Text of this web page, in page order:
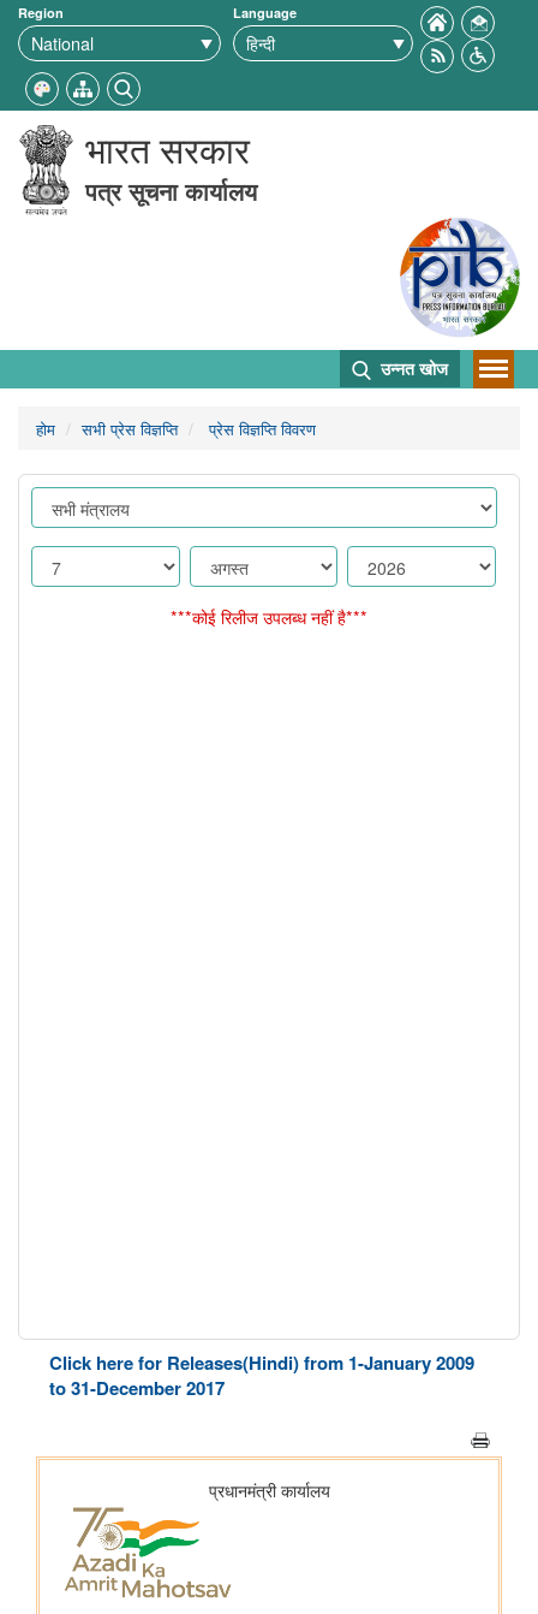
Region Language
भारत सरकार
पत्र सूचना कार्यालय
उन्नत खोज
होम सभी प्रेस विज्ञप्ति प्रेस विज्ञप्ति विवरण
***कोई रिलीज उपलब्ध नहीं है***
Click here for Releases(Hindi) from 1-January 2009
to 31-December 2017